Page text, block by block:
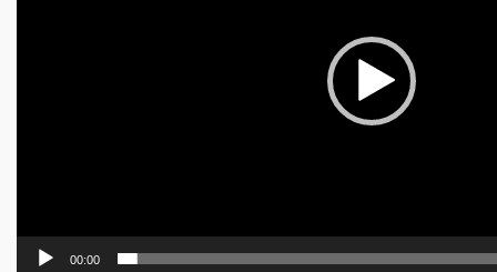
00:00